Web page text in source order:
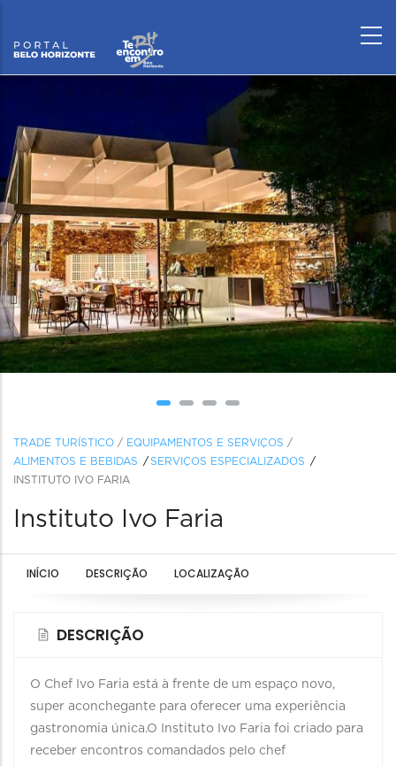
TRADE TURÍSTICO / EQUIPAMENTOS E SERVIÇOS /
ALIMENTOS E BEBIDAS
SERVIÇOS ESPECIALIZADOS
INSTITUTO IVO FARIA
Instituto Ivo Faria
INÍCIO DESCRIÇÃO LOCALIZAÇÃO
DESCRIÇÃO
O Chef Ivo Faria está à frente de um espaço novo,
super aconchegante para oferecer uma experiência
gastronomia única.O Instituto Ivo Faria foi criado para
receber encontros comandados pelo chef